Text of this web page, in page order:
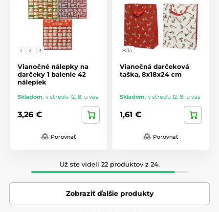
1 2 3
Vianočné nálepky na
darčeky 1 balenie 42
nálepiek
Skladom, v stredu 12. 8. u vás
3,26 €
Porovnať
Bílá
Vianočná darčeková
taška, 8x18x24 cm
Skladom, v stredu 12. 8. u vás
1,61 €
Porovnať
Už ste videli 22 produktov z 24.
Zobraziť ďalšie produkty